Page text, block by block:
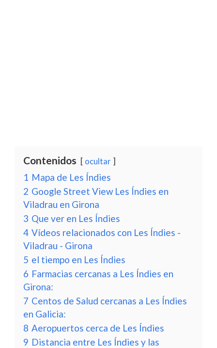
Contenidos ocultar
1 Mapa de Les Índies
2 Google Street View Les Índies en
Viladrau en Girona
3 Que ver en Les Índies
4 Vídeos relacionados con Les Índies -
Viladrau - Girona
5 el tiempo en Les Índies
6 Farmacias cercanas a Les Índies en
Girona:
7 Centos de Salud cercanas a Les Índies
en Galicia:
8 Aeropuertos cerca de Les Índies
9 Distancia entre Les Índies y las